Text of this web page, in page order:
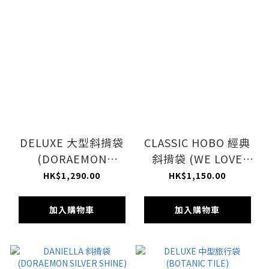
DELUXE 大型斜揹袋
(DORAEMON
FLORAL DELIGHT)
HK$1,290.00
加入購物車
CLASSIC HOBO 經典
斜揹袋 (WE LOVE
DORAEMON)
HK$1,150.00
加入購物車